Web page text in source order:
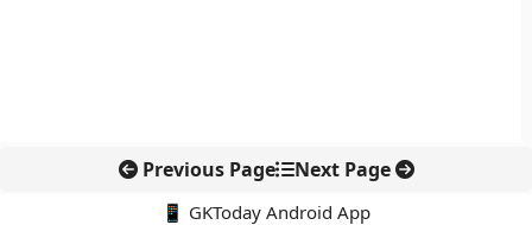
Previous Page Next Page
📱 GKToday Android App